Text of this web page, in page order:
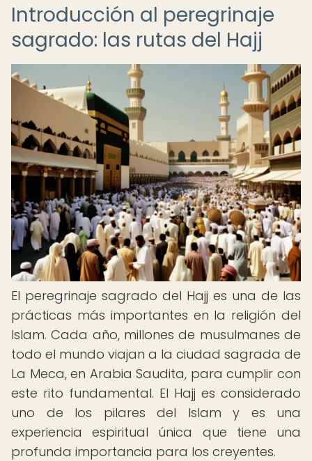
Introducción al peregrinaje
sagrado: las rutas del Hajj
El peregrinaje sagrado del Hajj es una de las
prácticas más importantes en la religión del
Islam. Cada año, millones de musulmanes de
todo el mundo viajan a la ciudad sagrada de
La Meca, en Arabia Saudita, para cumplir con
este rito fundamental. El Hajj es considerado
uno de los pilares del Islam y es una
experiencia espiritual única que tiene una
profunda importancia para los creyentes.